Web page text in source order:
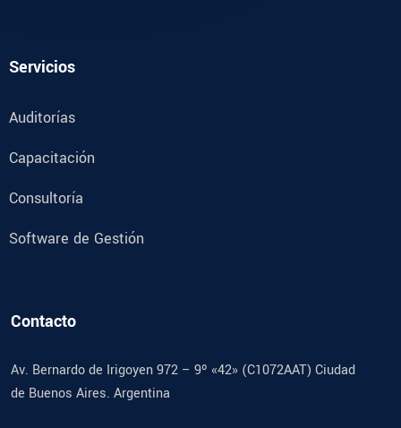
Servicios
Auditorías
Capacitación
Consultoría
Software de Gestión
Contacto
Av. Bernardo de Irigoyen 972 – 9º «42» (C1072AAT) Ciudad
de Buenos Aires. Argentina